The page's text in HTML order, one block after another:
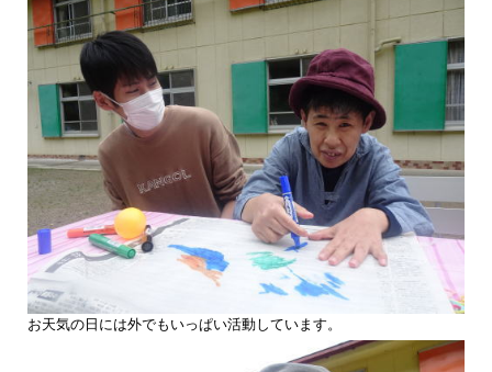
お天気の日には外でもいっぱい活動しています。